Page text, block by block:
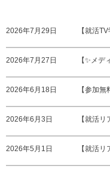
2026年7月29日 【就活
2026年7月27日 【✨メ
2026年6月18日 【参加
2026年6月3日 【就活
2026年5月1日 【就活